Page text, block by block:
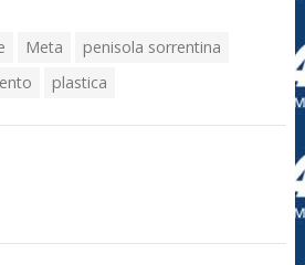
Meta
penisola sorrentina
plastica